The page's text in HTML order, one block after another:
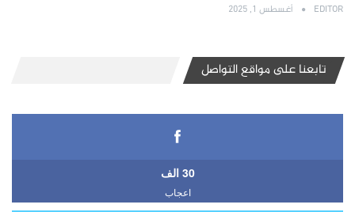
EDITOR أغسطس 1, 2025
تابعنا على مواقع التواصل
30 الف
اعجاب